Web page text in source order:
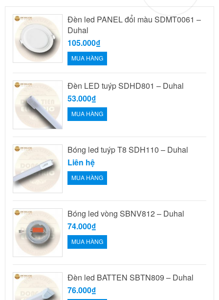
Đèn led PANEL đổi màu SDMT0061 –
Duhal
105.000₫
MUA HÀNG
Đèn LED tuýp SDHD801 – Duhal
53.000₫
MUA HÀNG
Bóng led tuýp T8 SDH110 – Duhal
Liên hệ
MUA HÀNG
Bóng led vòng SBNV812 – Duhal
74.000₫
MUA HÀNG
Đèn led BATTEN SBTN809 – Duhal
76.000₫